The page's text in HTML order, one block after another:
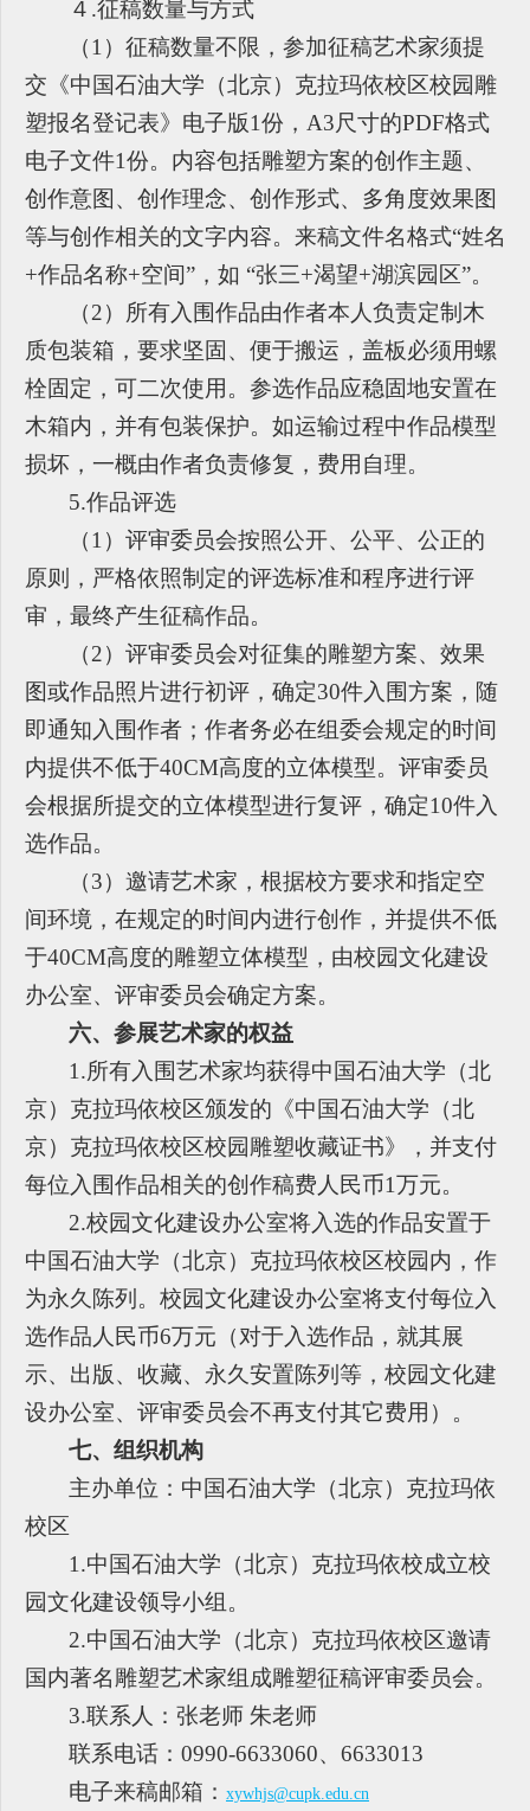
４.征稿数量与方式
（1）征稿数量不限，参加征稿艺术家须提
交《中国石油大学（北京）克拉玛依校区校园雕
塑报名登记表》电子版1份，A3尺寸的PDF格式
电子文件1份。内容包括雕塑方案的创作主题、
创作意图、创作理念、创作形式、多角度效果图
等与创作相关的文字内容。来稿文件名格式“姓名
+作品名称+空间”，如 “张三+渴望+湖滨园区”。
（2）所有入围作品由作者本人负责定制木
质包装箱，要求坚固、便于搬运，盖板必须用螺
栓固定，可二次使用。参选作品应稳固地安置在
木箱内，并有包装保护。如运输过程中作品模型
损坏，一概由作者负责修复，费用自理。
5.作品评选
（1）评审委员会按照公开、公平、公正的
原则，严格依照制定的评选标准和程序进行评
审，最终产生征稿作品。
（2）评审委员会对征集的雕塑方案、效果
图或作品照片进行初评，确定30件入围方案，随
即通知入围作者；作者务必在组委会规定的时间
内提供不低于40CM高度的立体模型。评审委员
会根据所提交的立体模型进行复评，确定10件入
选作品。
（3）邀请艺术家，根据校方要求和指定空
间环境，在规定的时间内进行创作，并提供不低
于40CM高度的雕塑立体模型，由校园文化建设
办公室、评审委员会确定方案。
六、参展艺术家的权益
1.所有入围艺术家均获得中国石油大学（北
京）克拉玛依校区颁发的《中国石油大学（北
京）克拉玛依校区校园雕塑收藏证书》，并支付
每位入围作品相关的创作稿费人民币1万元。
2.校园文化建设办公室将入选的作品安置于
中国石油大学（北京）克拉玛依校区校园内，作
为永久陈列。校园文化建设办公室将支付每位入
选作品人民币6万元（对于入选作品，就其展
示、出版、收藏、永久安置陈列等，校园文化建
设办公室、评审委员会不再支付其它费用）。
七、组织机构
主办单位：中国石油大学（北京）克拉玛依
校区
1.中国石油大学（北京）克拉玛依校成立校
园文化建设领导小组。
2.中国石油大学（北京）克拉玛依校区邀请
国内著名雕塑艺术家组成雕塑征稿评审委员会。
3.联系人：张老师 朱老师
联系电话：0990-6633060、6633013
电子来稿邮箱： xywhjs@cupk.edu.cn